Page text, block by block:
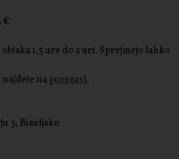
€
1,5 ure do 2 uri. Sprejmejo lahko
napovezavi.
3, Bizeljsko